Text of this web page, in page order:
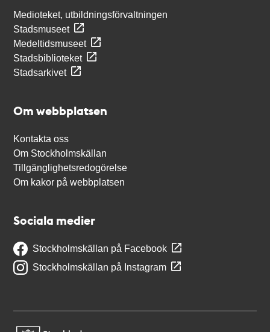
Medioteket, utbildningsförvaltningen
Stadsmuseet
Medeltidsmuseet
Stadsbiblioteket
Stadsarkivet
Om webbplatsen
Kontakta oss
Om Stockholmskällan
Tillgänglighetsredogörelse
Om kakor på webbplatsen
Sociala medier
Stockholmskällan på Facebook
Stockholmskällan på Instagram